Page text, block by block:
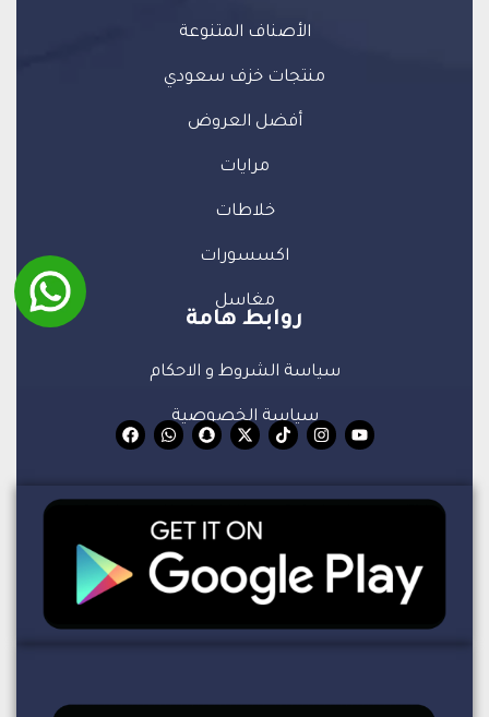
الأصناف المتنوعة
منتجات خزف سعودي
أفضل العروض
مرايات
خلاطات
اكسسورات
مغاسل
روابط هامة
سياسة الشروط و الاحكام
سياسة الخصوصية